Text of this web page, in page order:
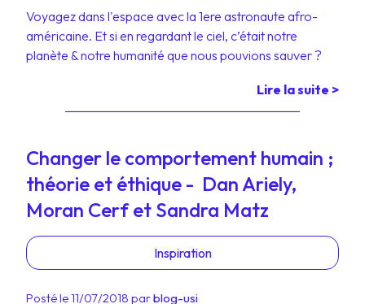
Voyagez dans l'espace avec la 1ere astronaute afro-
américaine. Et si en regardant le ciel, c’était notre
planète & notre humanité que nous pouvions sauver ?
Lire la suite >
Changer le comportement humain ;
théorie et éthique - Dan Ariely,
Moran Cerf et Sandra Matz
Inspiration
Posté le 11/07/2018 parblog-usi